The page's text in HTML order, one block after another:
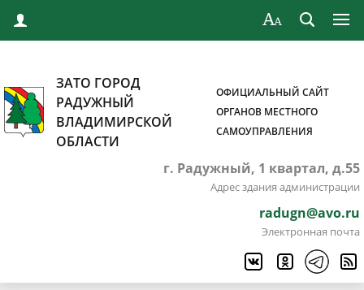
ЗАТО ГОРОД
РАДУЖНЫЙ
ВЛАДИМИРСКОЙ
ОБЛАСТИ
ОФИЦИАЛЬНЫЙ САЙТ
ОРГАНОВ МЕСТНОГО
САМОУПРАВЛЕНИЯ
г. Радужный, 1 квартал, д.55
Адрес здания администрации
radugn@avo.ru
Электронная почта